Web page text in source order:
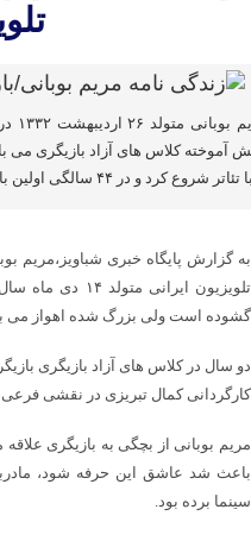
آموخته کلاس های آزاد بازیگری می
شروع کرد و در ۴۴ سالگی اولین بار با فیلم مهر مادری جلوی دوربین رفت
به گزارش پایگاه خبری شباویز،مریم
گشوده است ولی بزرگ شده اهواز می
کارگردانی کمال تبریزی در نقشی فرعی
مریم بوبانی از بچگی به بازیگری
باعث شد عاشق این حرفه شود،
سینما برده بود.